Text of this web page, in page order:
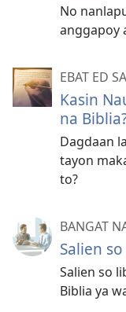
No
anggapoy
EBAT ED
Kasin
na
Dagdaan
tayon
to?
BANGAT
Salien
Salien so
Biblia ya